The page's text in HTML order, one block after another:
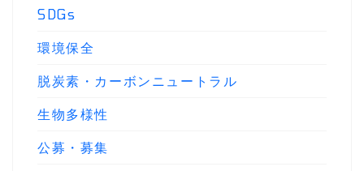
SDGs
環境保全
脱炭素・カーボンニュートラル
生物多様性
公募・募集